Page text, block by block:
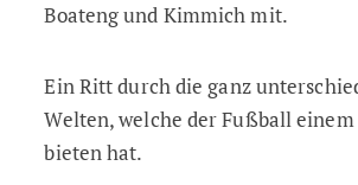
Boateng und Kimmich mit.
Ein Ritt durch die ganz
Welten, welche der Fußball
bieten hat.